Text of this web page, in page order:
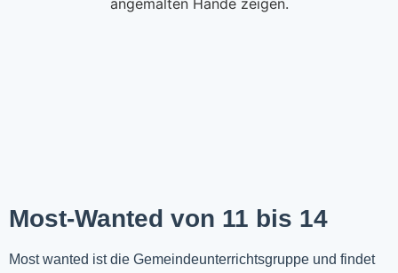
Most-Wanted von 11 bis 14
Most wanted ist die Gemeindeunterrichtsgruppe und findet